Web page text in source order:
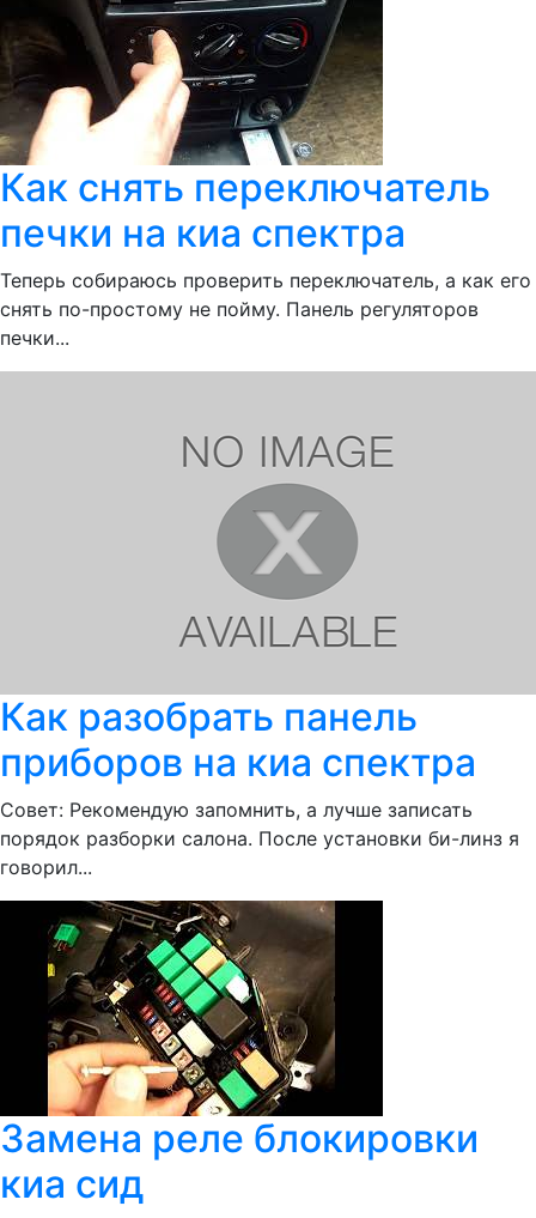
Как снять переключатель
печки на киа спектра
Теперь собираюсь проверить переключатель, а как его
снять по-простому не пойму. Панель регуляторов
печки...
Как разобрать панель
приборов на киа спектра
Совет: Рекомендую запомнить, а лучше записать
порядок разборки салона. После установки би-линз я
говорил...
Замена реле блокировки
киа сид